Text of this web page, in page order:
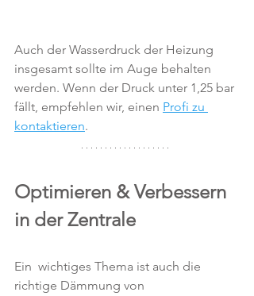
Auch der Wasserdruck der Heizung
insgesamt sollte im Auge behalten
werden. Wenn der Druck unter 1,25 bar
fällt, empfehlen wir, einen Profi zu
kontaktieren.
Optimieren & Verbessern
in der Zentrale
Ein  wichtiges Thema ist auch die
richtige Dämmung von